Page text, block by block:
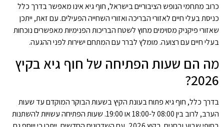
כרוב מתחמי הנופש הציבוריים בישראל, חוף גיא אינו מאפשר בדרך כלל
כניסת בעלי חיים לאזורי הבריכה ואזורי השחייה הפעילים. עם זאת, ייתכן
שאזורי פיקניק מסוימים מחוץ לשטח הבריכות הפנימיות מאפשרים נוכחות
בעלי חיים עם רצועה. מומלץ לברר עם המתחם ישירות לפני ההגעה.
מה הם שעות הפתיחה של חוף גיא בקיץ
2026?
בדרך כלל, חוף גיא פתוח בעונת הקיץ בשעות הבוקר המוקדם עד שעות
הערב, לרוב בין 08:00 ל-18:00 או 19:00. שעות הפתיחה עשויות להשתנות